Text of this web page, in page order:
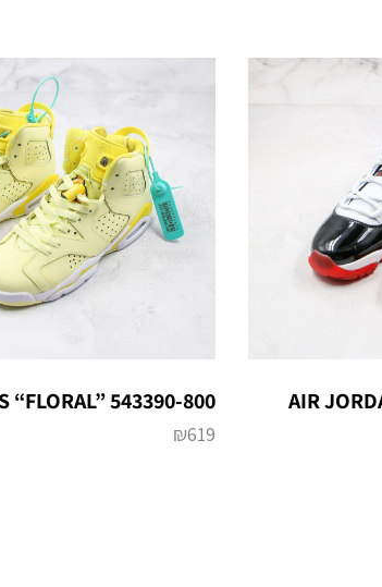
AIR
“FLORAL” 543390-800
₪619